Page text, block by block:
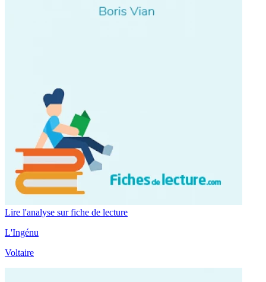
Lire l'analyse sur fiche de lecture
L'Ingénu
Voltaire